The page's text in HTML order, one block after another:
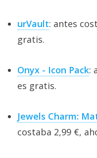
urVault: antes
gratis.
Onyx - Icon Pack:
es gratis.
Jewels Charm:
costaba 2,99 €,